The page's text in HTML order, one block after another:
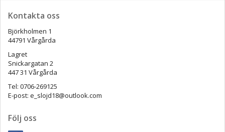
Kontakta oss
Björkholmen 1
44791 Vårgårda
Lagret
Snickargatan 2
447 31 Vårgårda
Tel: 0706-269125
E-post: e_slojd18@outlook.com
Följ oss